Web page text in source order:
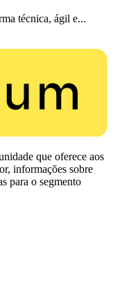
técnica, ágil e...
que oferece aos
informações sobre
para o segmento